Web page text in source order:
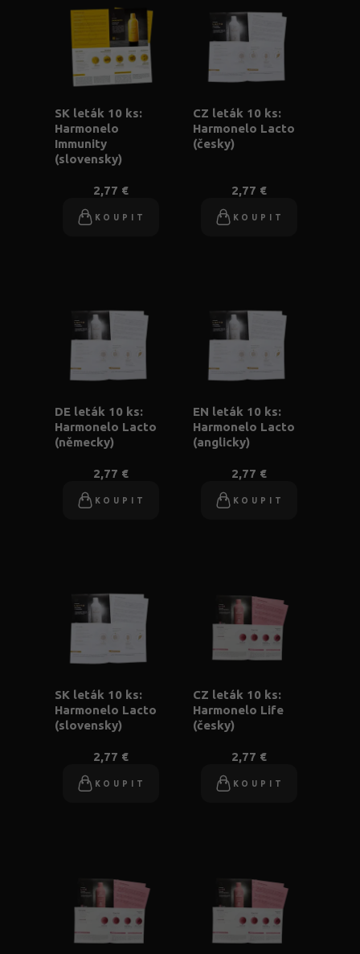
SK leták 10 ks:
Harmonelo
Immunity
(slovensky)
2,77 €
KOUPIT
CZ leták 10 ks:
Harmonelo Lacto
(česky)
2,77 €
KOUPIT
DE leták 10 ks:
Harmonelo Lacto
(německy)
2,77 €
KOUPIT
EN leták 10 ks:
Harmonelo Lacto
(anglicky)
2,77 €
KOUPIT
SK leták 10 ks:
Harmonelo Lacto
(slovensky)
2,77 €
KOUPIT
CZ leták 10 ks:
Harmonelo Life
(česky)
2,77 €
KOUPIT